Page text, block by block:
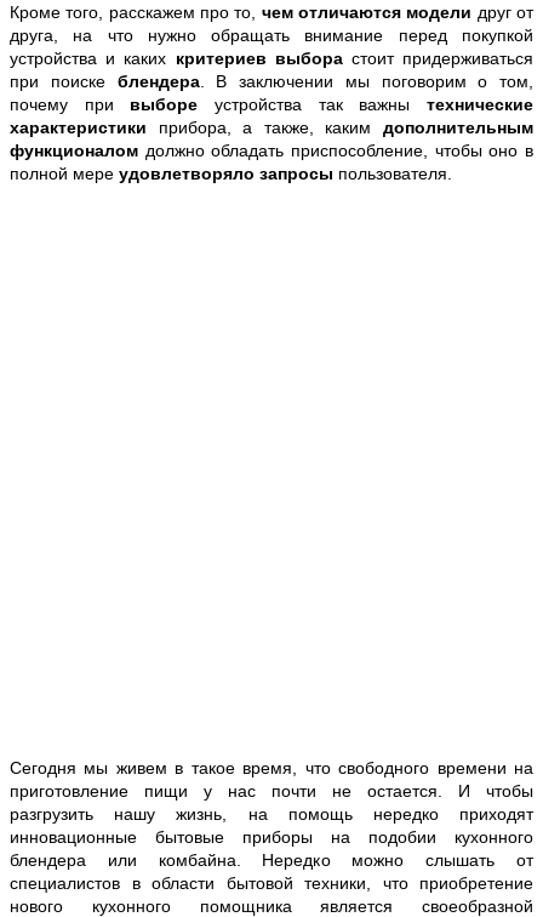
Кроме того, расскажем про то, чем отличаются модели друг от
друга, на что нужно обращать внимание перед покупкой
устройства и каких критериев выборастоит придерживаться
при поискеблендера. В заключении мы поговорим о том,
почему при выборе устройства так важнытехнические
характеристики прибора, а также, каким дополнительным
функционалом должно обладать приспособление, чтобы оно в
полной мере удовлетворяло запросы пользователя.
Сегодня мы живем в такое время, что свободного времени на
приготовление пищи у нас почти не остается. И чтобы
разгрузить нашу жизнь, на помощь нередко приходят
инновационные бытовые приборы на подобии кухонного
блендера или комбайна. Нередко можно слышать от
специалистов в области бытовой техники, что приобретение
нового кухонного помощника является своеобразной